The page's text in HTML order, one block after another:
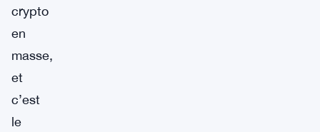
crypto
en
masse,
et
c’est
le